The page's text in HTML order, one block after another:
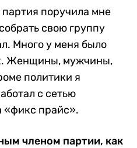
поручила мне
свою группу
Много у меня было
Женщины, мужчины,
политики я
с сетью
«фикс прайс».
членом партии, как